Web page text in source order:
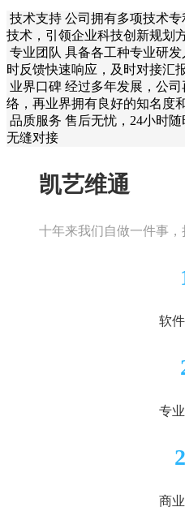
技术支持 公司拥有多项技术
技术，引领企业科技创新规划
专业团队 具备各工种专业研
时反馈快速响应，及时对接汇
业界口碑 经过多年发展，公
络，再业界拥有良好的知名度
品质服务 售后无忧，24小时
无缝对接
凯艺维通
十年来我们自做一件事
软
专
商